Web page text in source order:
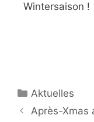
Wintersaison !
Aktuelles
Après-Xmas